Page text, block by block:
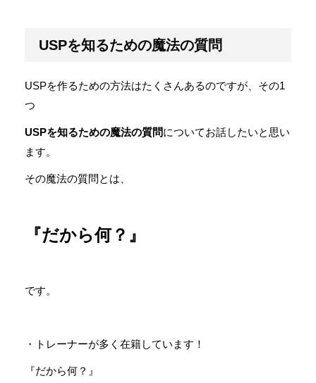
USPを知るための魔法の質問
USPを作るための方法はたくさんあるのですが、その1
つ
USPを知るための魔法の質問についてお話したいと思い
ます。
その魔法の質問とは、
『だから何？』
です。
・トレーナーが多く在籍しています！
『だから何？』